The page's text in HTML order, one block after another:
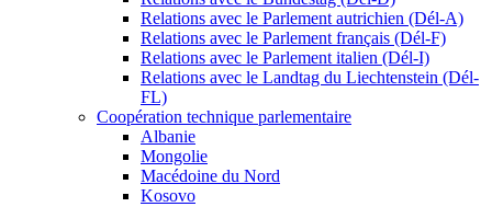
Relations avec le Parlement autrichien (Dél-A)
Relations avec le Parlement français (Dél-F)
Relations avec le Parlement italien (Dél-I)
Relations avec le Landtag du Liechtenstein (Dél-
FL)
Coopération technique parlementaire
Albanie
Mongolie
Macédoine du Nord
Kosovo